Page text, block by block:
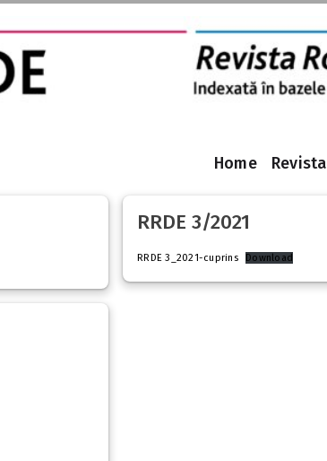
Home Revista
RRDE 3/2021
RRDE 3_2021-cuprins Download